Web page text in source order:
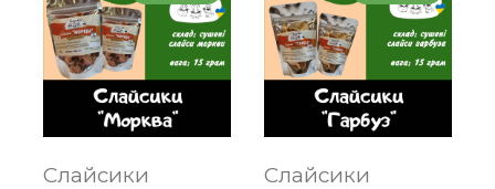
Слайсики
Слайсики